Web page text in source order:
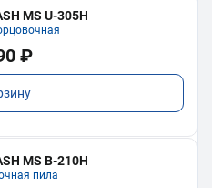
MS U-305H
₽
MS B-210H
пила